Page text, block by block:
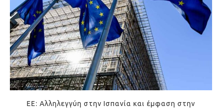
ΕΕ: Αλληλεγγύη στην Ισπανία και έμφαση στην